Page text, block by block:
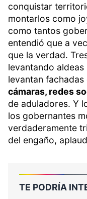
conquistar
montarlos como
como tantos
entendió que a
que la verdad.
levantando
levantan fachadas
cámaras, redes
de aduladores. Y
los gobernantes
verdaderamente
del engaño,
TE PODRÍA